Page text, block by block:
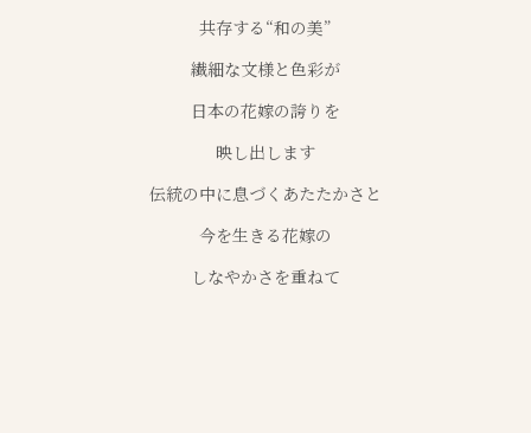
共存する“和の美”
繊細な文様と色彩が
日本の花嫁の誇りを
映し出します
伝統の中に息づくあたたかさと
今を生きる花嫁の
しなやかさを重ねて